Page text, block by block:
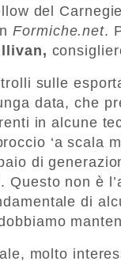
del
Formiche.net.
sulle
data, che
in alcune
‘a scala
di
Questo non è
di
molto